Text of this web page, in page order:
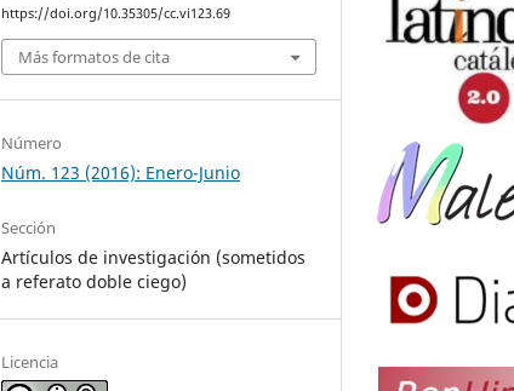
https://doi.org/10.35305/cc.vi123.69
Más formatos de cita
Número
Núm. 123 (2016): Enero-Junio
Sección
Artículos de investigación (sometidos
a referato doble ciego)
Licencia